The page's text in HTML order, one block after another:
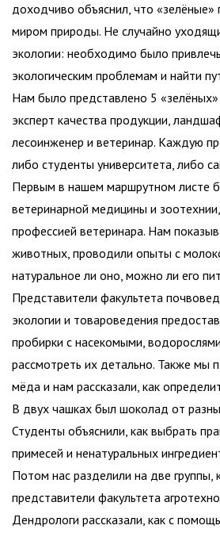
доходчиво объяснил, что «зелёные»
миром природы. Не случайно
экологии: необходимо было
экологическим проблемам и найти
Нам было представлено 5 «зелёных»
эксперт качества продукции,
лесоинженер и ветеринар. Каждую
либо студенты университета, либо
Первым в нашем маршрутном листе
ветеринарной медицины и
профессией ветеринара. Нам
животных, проводили опыты с
натуральное ли оно, можно ли его
Представители факультета
экологии и товароведения
пробирки с насекомыми,
рассмотреть их детально. Также мы
мёда и нам рассказали, как
В двух чашках был шоколад от
Студенты объяснили, как выбрать
примесей и ненатуральных
Потом нас разделили на две
представители факультета
Дендрологи рассказали, как с